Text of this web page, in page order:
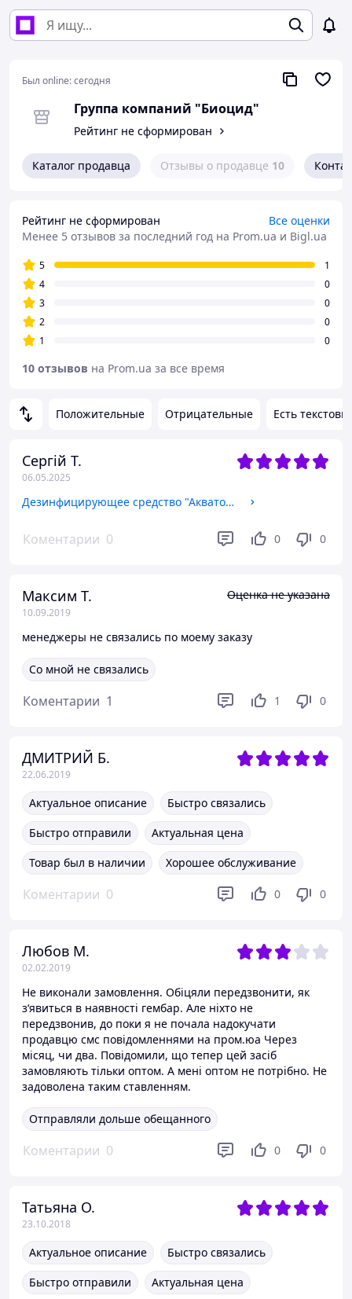
Был online:сегодня
Группа компаний "Биоцид"
Рейтинг не сформирован
Каталог продавца Отзывы о продавце 10
Положительные Отрицательные Есть
Сергій Т.
06.05.2025
Дезинфицирующее средство "Акватон-10" марка А-5 в 1л бутылке
Коментарии 0 0 0
Максим Т.
10.09.2019
Оценка не указана
менеджеры не связались по моему заказу
Со мной не связались
Коментарии 1 1 0
ДМИТРИЙ Б.
22.06.2019
Актуальное описание
Быстро связались
Быстро отправили
Актуальная цена
Товар был в наличии
Хорошее обслуживание
Коментарии 0 0 0
Любов М.
02.02.2019
Не виконали замовлення. Обіцяли передзвонити, як
з‘явиться в наявності гембар. Але ніхто не
передзвонив, до поки я не почала надокучати
продавцю смс повідомленнями на пром.юа Через
місяц, чи два. Повідомили, що тепер цей засіб
замовляють тільки оптом. А мені оптом не потрібно. Не
задоволена таким ставленням.
Отправляли дольше обещанного
Коментарии 0 0 0
Татьяна О.
23.10.2018
Актуальное описание
Быстро связались
Быстро отправили
Актуальная цена
Рейтинг не сформирован
Все оценки
Менее 5 отзывов за последний год на Prom.ua и Bigl.ua
5
1
4
0
3
0
2
0
1
0
10 отзывов на Prom.ua за все время